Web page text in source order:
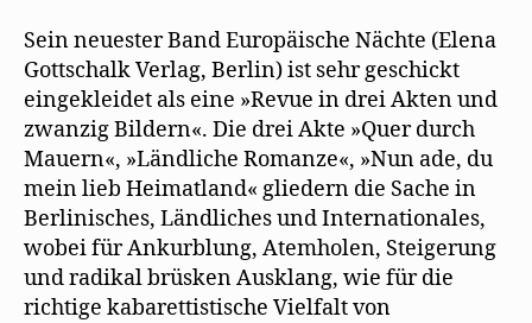
Sein neuester Band Europäische Nächte (Elena
Gottschalk Verlag, Berlin) ist sehr geschickt
eingekleidet als eine »Revue in drei Akten und
zwanzig Bildern«. Die drei Akte »Quer durch
Mauern«, »Ländliche Romanze«, »Nun ade, du
mein lieb Heimatland« gliedern die Sache in
Berlinisches, Ländliches und Internationales,
wobei für Ankurblung, Atemholen, Steigerung
und radikal brüsken Ausklang, wie für die
richtige kabarettistische Vielfalt von